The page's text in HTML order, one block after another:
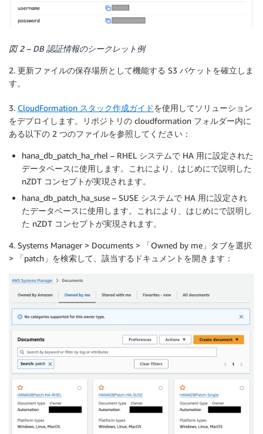
図 2 – DB 認証情報のシークレット例
2. 更新ファイルの保存場所として機能する S3 バケットを確立しま
す。
3. CloudFormation スタック作成ガイドを使用してソリューション
をデプロイします。リポジトリの cloudformation フォルダー内に
ある以下の 2 つのファイルを参照してください：
hana_db_patch_ha_rhel – RHEL システムで HA 用に設定された
データベースに使用します。これにより、はじめにで説明した
nZDT コンセプトが実現されます。
hana_db_patch_ha_suse – SUSE システムで HA 用に設定され
たデータベースに使用します。これにより、はじめにで説明し
た nZDT コンセプトが実現されます。
4. Systems Manager > Documents > 「Owned by me」タブを選択
> 「patch」を検索して、該当するドキュメントを開きます：